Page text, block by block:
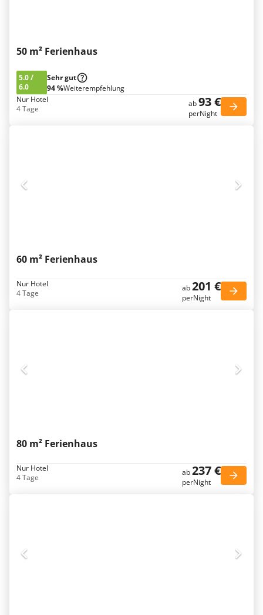
50 m² Ferienhaus
5.0/
6.0
Sehr gut
94 %Weiterempfehlung
Nur Hotel
4 Tage
ab93 €
perNight
60 m² Ferienhaus
Nur Hotel
4 Tage
ab201 €
perNight
80 m² Ferienhaus
Nur Hotel
4 Tage
ab237 €
perNight